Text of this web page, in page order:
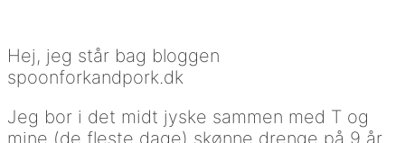
Hej, jeg står bag bloggen
spoonforkandpork.dk
Jeg bor i det midt jyske sammen med T og
mine (de fleste dage) skønne drenge på 9 år